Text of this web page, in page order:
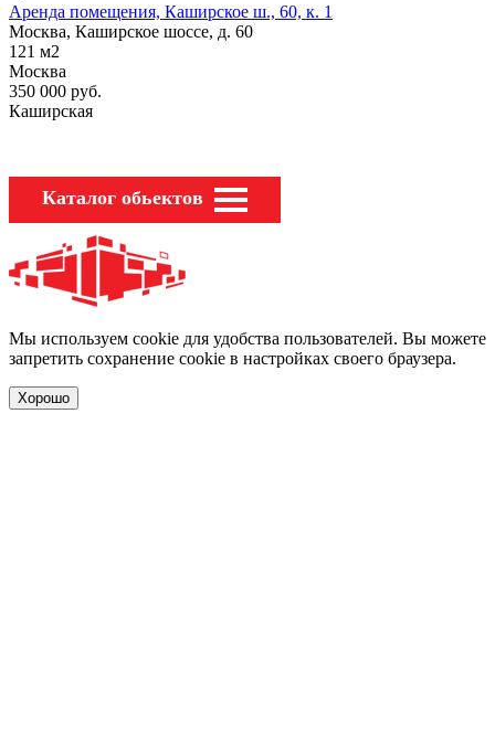
Аренда помещения, Каширское ш., 60, к. 1
Москва, Каширское шоссе, д. 60
121 м2
Москва
350 000 руб.
Каширская
Каталог обьектов
Мы используем cookie для удобства пользователей. Вы можете
запретить сохранение cookie в настройках своего браузера.
Хорошо